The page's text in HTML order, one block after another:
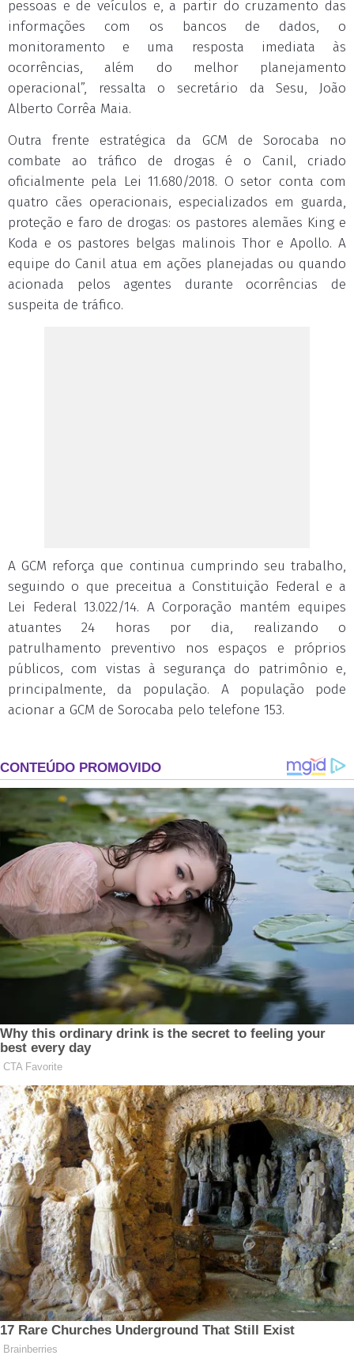
pessoas e de veículos e, a partir do cruzamento das
informações com os bancos de dados, o
monitoramento e uma resposta imediata às
ocorrências, além do melhor planejamento
operacional”, ressalta o secretário da Sesu, João
Alberto Corrêa Maia.
Outra frente estratégica da GCM de Sorocaba no
combate ao tráfico de drogas é o Canil, criado
oficialmente pela Lei 11.680/2018. O setor conta com
quatro cães operacionais, especializados em guarda,
proteção e faro de drogas: os pastores alemães King e
Koda e os pastores belgas malinois Thor e Apollo. A
equipe do Canil atua em ações planejadas ou quando
acionada pelos agentes durante ocorrências de
suspeita de tráfico.
A GCM reforça que continua cumprindo seu trabalho,
seguindo o que preceitua a Constituição Federal e a
Lei Federal 13.022/14. A Corporação mantém equipes
atuantes 24 horas por dia, realizando o
patrulhamento preventivo nos espaços e próprios
públicos, com vistas à segurança do patrimônio e,
principalmente, da população. A população pode
acionar a GCM de Sorocaba pelo telefone 153.